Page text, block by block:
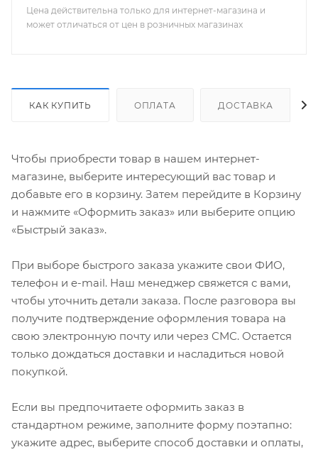
Цена действительна только для интернет-магазина и
может отличаться от цен в розничных магазинах
КАК КУПИТЬ ОПЛАТА ДОСТАВКА
Чтобы приобрести товар в нашем интернет-
магазине, выберите интересующий вас товар и
добавьте его в корзину. Затем перейдите в Корзину
и нажмите «Оформить заказ» или выберите опцию
«Быстрый заказ».
При выборе быстрого заказа укажите свои ФИО,
телефон и e-mail. Наш менеджер свяжется с вами,
чтобы уточнить детали заказа. После разговора вы
получите подтверждение оформления товара на
свою электронную почту или через СМС. Остается
только дождаться доставки и насладиться новой
покупкой.
Если вы предпочитаете оформить заказ в
стандартном режиме, заполните форму поэтапно:
укажите адрес, выберите способ доставки и оплаты,